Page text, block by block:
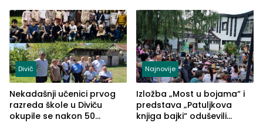
Divič
Nekadašnji učenici prvog
razreda škole u Diviču
okupile se nakon 50
Najnovije
Izložba „Most u bojama“ i
predstava „Patuljkova
knjiga bajki“ oduševili